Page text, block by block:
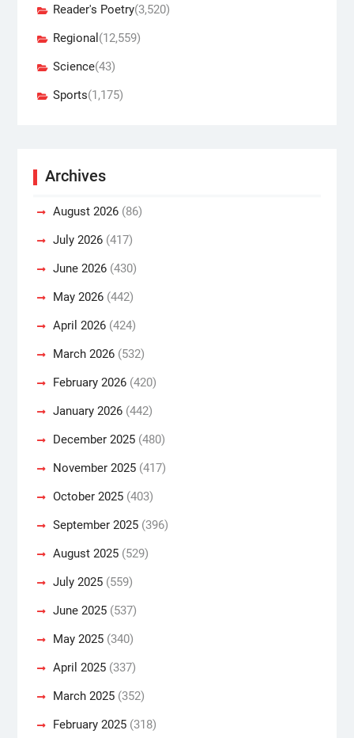
Reader's Poetry(3,520)
Regional (12,559)
Science(43)
Sports(1,175)
Archives
August 2026(86)
July 2026(417)
June 2026(430)
May 2026(442)
April 2026(424)
March 2026(532)
February 2026(420)
January 2026(442)
December 2025(480)
November 2025(417)
October 2025(403)
September 2025(396)
August 2025(529)
July 2025(559)
June 2025(537)
May 2025(340)
April 2025(337)
March 2025(352)
February 2025(318)